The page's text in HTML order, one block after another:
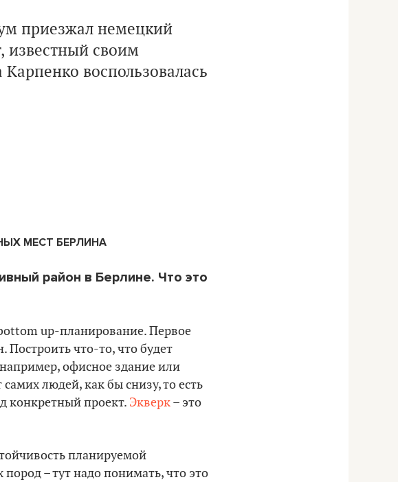
приезжал немецкий
известный своим
воспользовалась
МЕСТ БЕРЛИНА
район в Берлине. Что это
up-планирование. Первое
Построить что-то, что будет
офисное здание или
людей, как бы снизу, то есть
конкретный проект. Экверк– это
планируемой
– тут надо понимать, что это